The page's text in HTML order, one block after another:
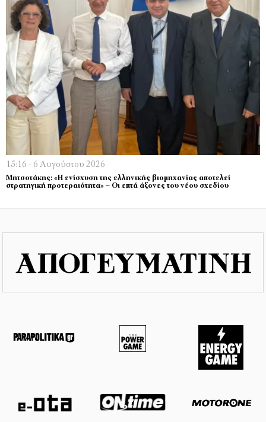
15:16 - 6 Αυγούστου 2026
Μητσοτάκης: «Η ενίσχυση της ελληνικής βιομηχανίας αποτελεί
στρατηγική προτεραιότητα» – Οι επτά άξονες του νέου σχεδίου